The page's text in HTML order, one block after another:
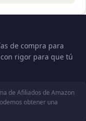
de compra para
rigor para que tú
de Afiliados de Amazon
obtener una